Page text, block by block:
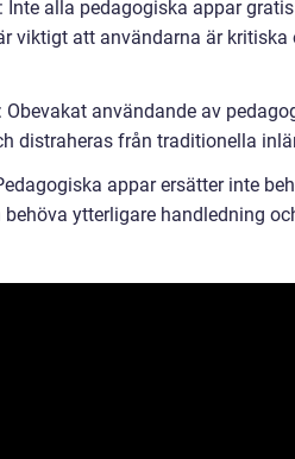
alla pedagogiska appar
viktigt att användarna är kritiska
användande av
distraheras från traditionella
appar ersätter inte
behöva ytterligare handledning